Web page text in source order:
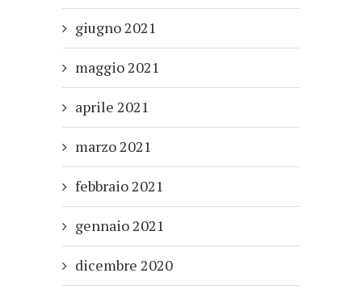
giugno 2021
maggio 2021
aprile 2021
marzo 2021
febbraio 2021
gennaio 2021
dicembre 2020